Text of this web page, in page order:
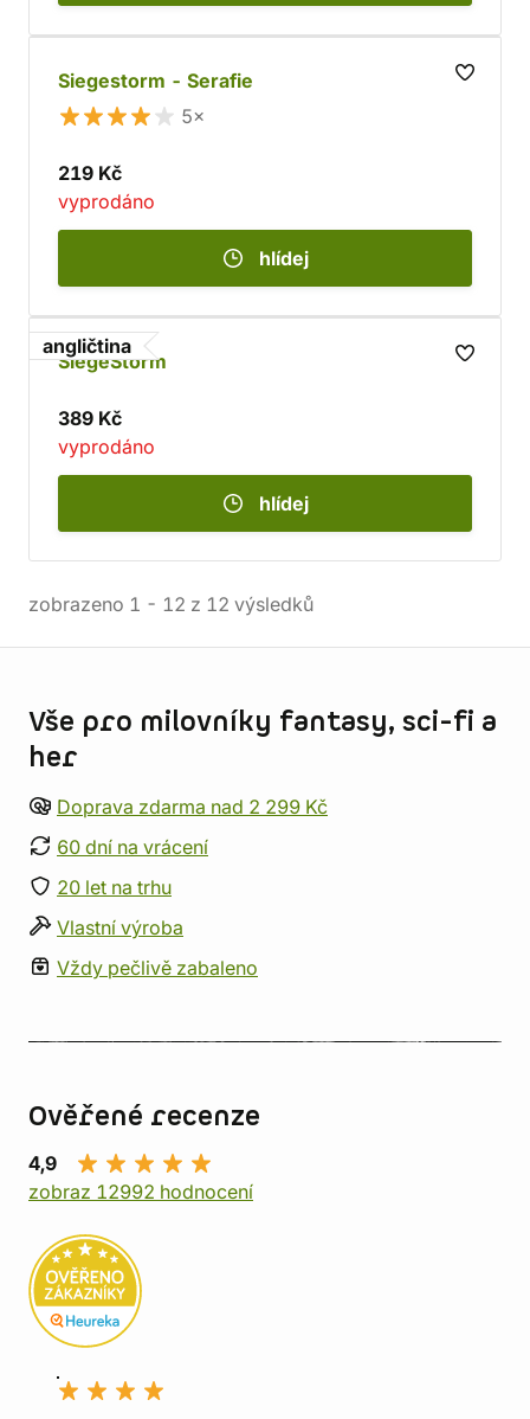
Siegestorm - Serafie
5×
219 Kč
vyprodáno
hlídej
angličtina
SiegeStorm
389 Kč
vyprodáno
hlídej
zobrazeno 1 - 12 z 12 výsledků
Vše pro milovníky fantasy, sci-fi a
her
Doprava zdarma nad 2 299 Kč
60 dní na vrácení
20 let na trhu
Vlastní výroba
Vždy pečlivě zabaleno
Ověřené recenze
4,9
zobraz 12992 hodnocení